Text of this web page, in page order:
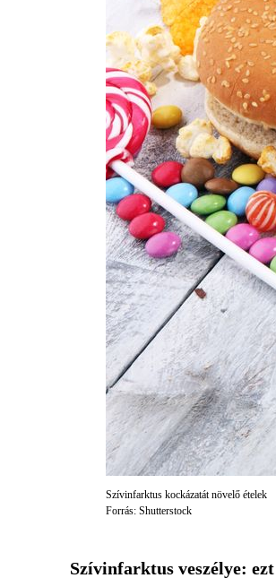
Szívinfarktus kockázatát növelő ételek
Forrás: Shutterstock
Szívinfarktus veszélye: